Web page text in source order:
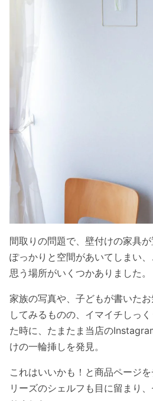
間取りの問題で、壁付けの家具
ぽっかりと空間があいてしまい
思う場所がいくつかありました。
家族の写真や、子どもが書いた
してみるものの、イマイチしっ
た時に、たまたま当店の
けの一輪挿しを発見。
これはいいかも！と商品ページ
リーズのシェルフも目に留まり